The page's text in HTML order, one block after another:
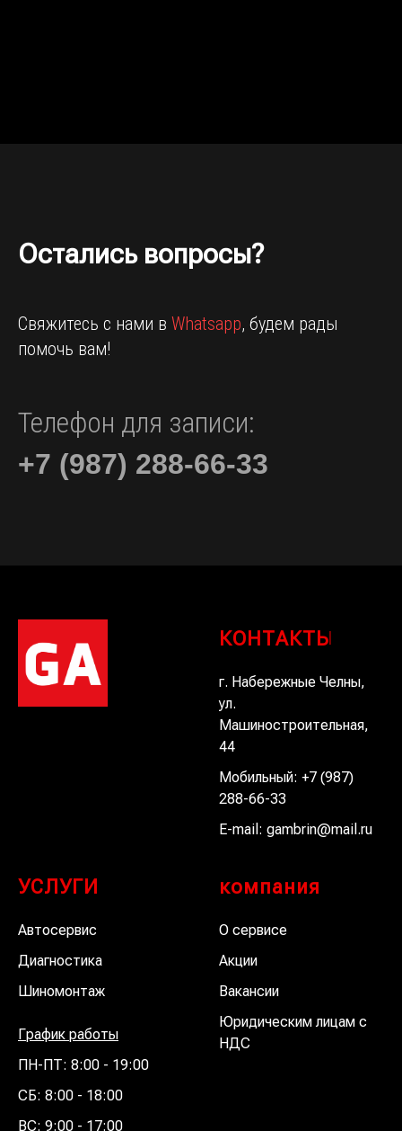
Остались вопросы?
Свяжитесь с нами в Whatsapp, будем рады
помочь вам!
Телефон для записи:
+7 (987) 288-66-33
КОНТАКТЫ
г. Набережные Челны,
ул.
Машиностроительная,
44
Мобильный: +7 (987)
288-66-33
E-mail: gambrin@mail.ru
УСЛУГИ
Автосервис
Диагностика
Шиномонтаж
График работы
ПН-ПТ: 8:00 - 19:00
СБ: 8:00 - 18:00
ВС: 9:00 - 17:00
компания
О сервисе
Акции
Вакансии
Юридическим лицам с
НДС